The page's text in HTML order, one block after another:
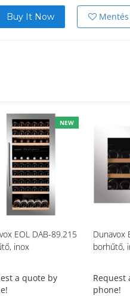
Buy It Now
NEW
EOL DAB-89.215
inox
a quote by
Dunavox
borhűtő,
Request
phone!